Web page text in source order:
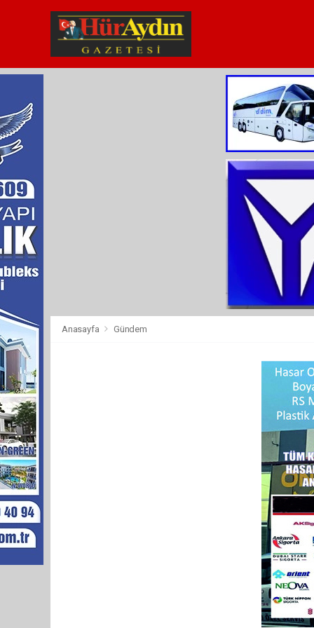
Anasayfa Gündem